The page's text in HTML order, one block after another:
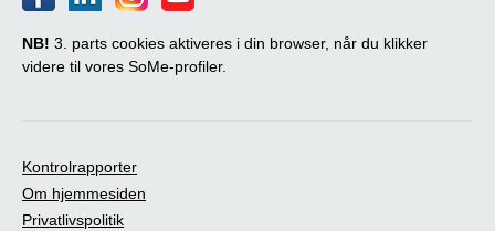
NB! 3. parts cookies aktiveres i din browser, når du klikker
videre til vores SoMe-profiler.
Kontrolrapporter
Om hjemmesiden
Privatlivspolitik